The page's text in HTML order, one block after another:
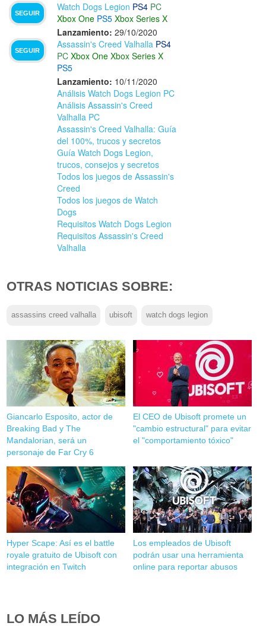
SEGUIR
Watch Dogs Legion PS4 PC
Xbox One PS5 Xbox Series X
Lanzamiento: 29/10/2020
SEGUIR
Assassin's Creed Valhalla PS4
PC Xbox One Xbox Series X
PS5
Lanzamiento: 10/11/2020
Análisis Watch Dogs Legion PC
Análisis Assassin's Creed
Valhalla PC
Assassin's Creed Valhalla: Guía
del 100%, trucos y secretos
Guía Watch Dogs Legion,
trucos, consejos y secretos
Todos los juegos de Assassin's
Creed
Todos los juegos de Watch
Dogs
Requisitos Watch Dogs Legion
Requisitos Assassin's Creed
Valhalla
OTRAS NOTICIAS SOBRE:
assassins creed valhalla ubisoft watch dogs legion
Giancarlo Esposito, actor de
Breaking Bad y The
Mandalorian, será un
personaje de Far Cry 6
El CEO de Ubisoft promete un
"cambio estructural" para evitar
el "comportamiento tóxico"
Hyper Scape: Así es el battle
royale gratuito de Ubisoft con
integración en Twitch
Los empleados de Ubisoft
podrán usar una herramienta
online para reportar abusos
LO MÁS LEÍDO